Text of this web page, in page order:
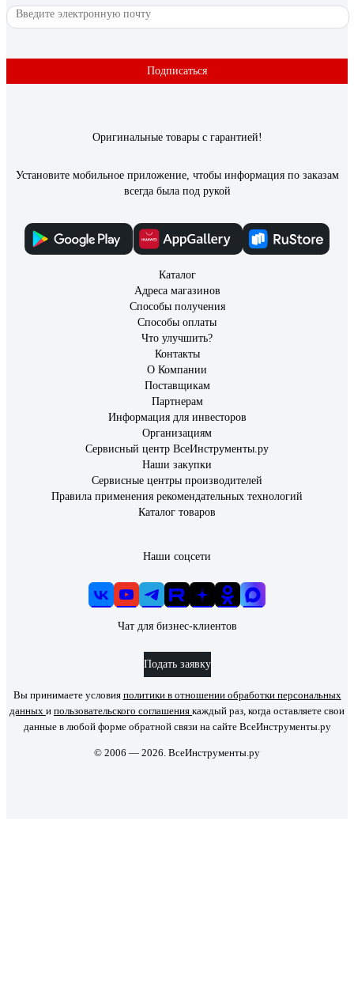
Подписаться
Оригинальные товары с гарантией!
Установите мобильное приложение, чтобы информация по заказам
всегда была под рукой
Каталог
Адреса магазинов
Способы получения
Способы оплаты
Что улучшить?
Контакты
О Компании
Поставщикам
Партнерам
Информация для инвесторов
Организациям
Сервисный центр ВсеИнструменты.ру
Наши закупки
Сервисные центры производителей
Правила применения рекомендательных технологий
Каталог товаров
Наши соцсети
Чат для бизнес-клиентов
Подать заявку
Вы принимаете условия политики в отношении обработки персональных
данных и пользовательского соглашения каждый раз, когда оставляете свои
данные в любой форме обратной связи на сайте ВсеИнструменты.ру
© 2006 — 2026. ВсеИнструменты.ру